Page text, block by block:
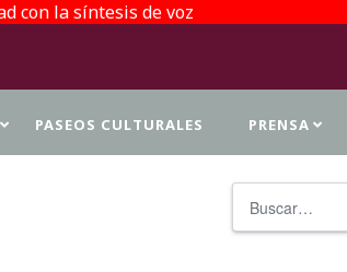
con la síntesis de voz
PASEOS CULTURALES PRENSA